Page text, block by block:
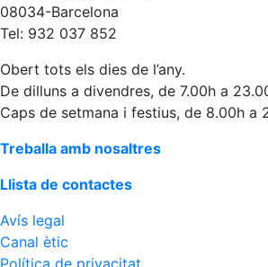
08034-Barcelona
Tel: 932 037 852
Obert tots els dies de l’any.
De dilluns a divendres, de 7.00h a
Caps de setmana i festius, de 8.00h a
Treballa amb nosaltres
Llista de contactes
Avís legal
Canal ètic
Política de privacitat